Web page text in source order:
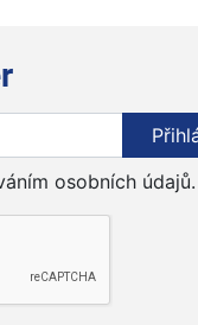
se k odběru novinek
osobních údajů.